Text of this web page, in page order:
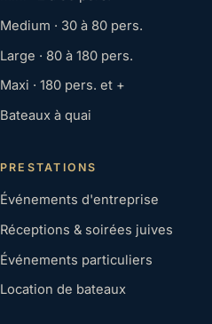
Medium · 30 à 80 pers.
Large · 80 à 180 pers.
Maxi · 180 pers. et +
Bateaux à quai
PRESTATIONS
Événements d'entreprise
Réceptions & soirées juives
Événements particuliers
Location de bateaux